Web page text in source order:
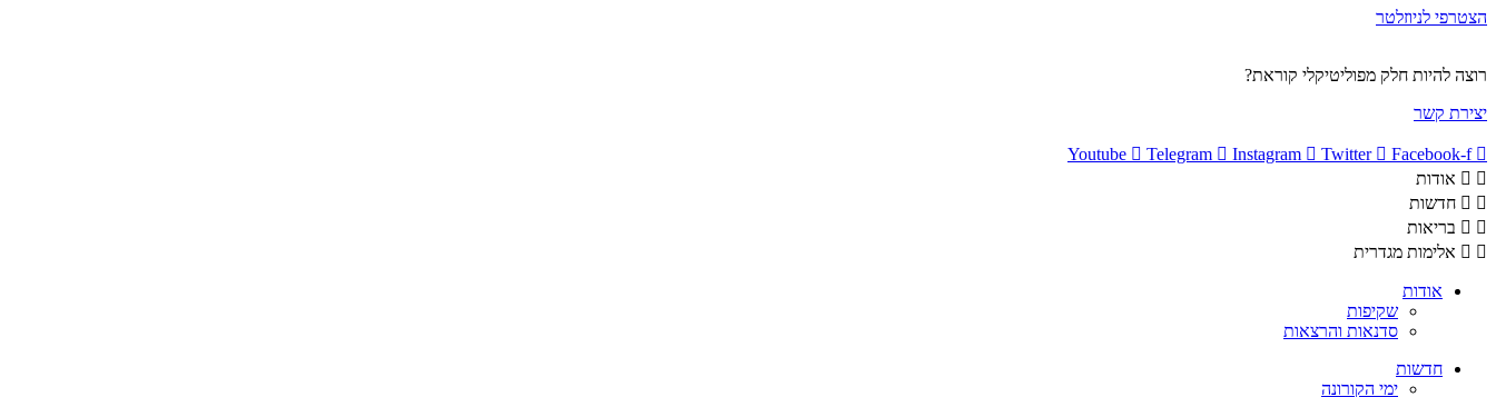
הצטרפי לניוזלטר
רוצה להיות חלק מפוליטיקלי קוראת?
יצירת קשר
Youtube Telegram Instagram Twitter
Facebook-f
אודות
חדשות
בריאות
אלימות מגדרית
אודות
שקיפות
סדנאות והרצאות
חדשות
ימי הקורונה